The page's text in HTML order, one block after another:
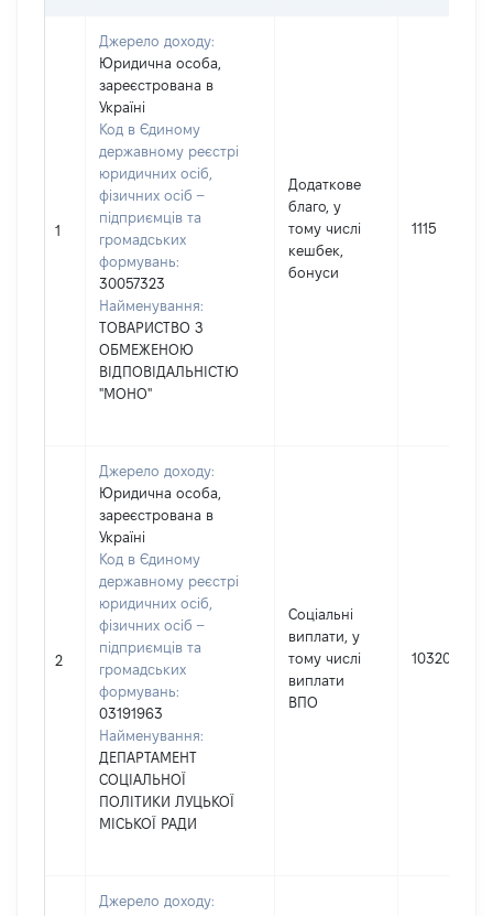
1
Джерело доходу:
Юридична особа,
зареєстрована в
Україні
Код в Єдиному
державному реєстрі
юридичних осіб,
фізичних осіб –
підприємців та
громадських
формувань:
30057323
Найменування:
ТОВАРИСТВО З
ОБМЕЖЕНОЮ
ВІДПОВІДАЛЬНІСТЮ
"МОНО"
Додаткове
благо, у
тому числі
кешбек,
бонуси
1115
2
Джерело доходу:
Юридична особа,
зареєстрована в
Україні
Код в Єдиному
державному реєстрі
юридичних осіб,
фізичних осіб –
підприємців та
громадських
формувань:
03191963
Найменування:
ДЕПАРТАМЕНТ
СОЦІАЛЬНОЇ
ПОЛІТИКИ ЛУЦЬКОЇ
МІСЬКОЇ РАДИ
Соціальні
виплати, у
тому числі
виплати
ВПО
10320
Джерело доходу: